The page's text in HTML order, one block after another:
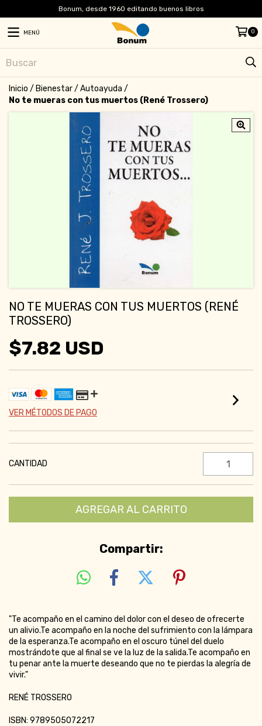
Bonum, desde 1960 editando buenos libros
MENÚ 0
Inicio / Bienestar/ Autoayuda /
No te mueras con tus muertos (René Trossero)
NO TE MUERAS CON TUS MUERTOS (RENÉ
TROSSERO)
$7.82 USD
VER MÉTODOS DE PAGO
CANTIDAD
Compartir:
"Te acompaño en el camino del dolor con el deseo de ofrecerte
un alivio.Te acompaño en la noche del sufrimiento con la lámpara
de la esperanza.Te acompaño en el oscuro túnel del duelo
mostrándote que al final se ve la luz de la salida.Te acompaño en
tu penar ante la muerte deseando que no te pierdas la alegría de
vivir."
RENÉ TROSSERO
ISBN: 9789505072217